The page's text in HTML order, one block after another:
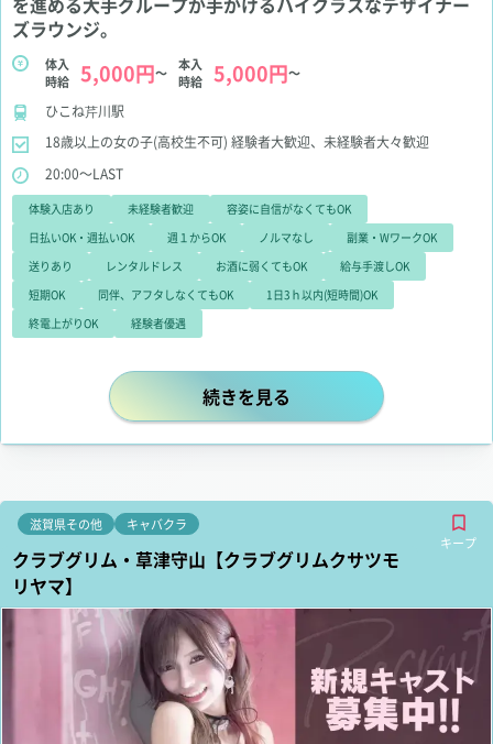
ズラウンジ。
体入
時給
5,000円～
本入
時給
5,000円～
ひこね芹川駅
18歳以上の女の子(高校生不可) 経験者大歓迎、未経験者大々歓迎
20:00～LAST
体験入店あり 未経験者歓迎
容姿に自信がなくてもOK
日払いOK・週払いOK
週１からOK ノルマなし
副業・WワークOK
送りあり
レンタルドレス お酒に弱くてもOK
給与手渡しOK
短期OK
同伴、アフタしなくてもOK
1日3ｈ以内(短時間)OK
終電上がりOK
経験者優遇
関西エリアで初登場となる《彦根
続きを見る
滋賀県その他
キャバクラ
キープ
クラブグリム・草津守山【クラブグリムクサツモ
リヤマ】